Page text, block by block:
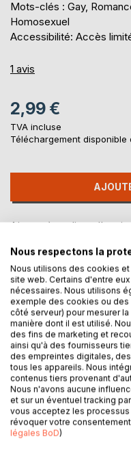
Mots-clés : Gay,
Homosexuel
Accessibilité: Accès
1 avis
2,99 €
TVA incluse
Téléchargement disponible
Ajouter à ma liste
DESCRIPTION
"Et vous aurez vécu, si
d'un amour, d'un road
de vie.
N'attendez plus pour
Nous respectons la
Nous utilisons des cookies
site web. Certains d'entre
nécessaires. Nous utilisons
exemple des cookies ou
côté serveur) pour mesurer
manière dont il est utilisé.
des fins de marketing et
ainsi qu'à des fournisseurs
des empreintes digitales,
tous les appareils. Nous
contenus tiers provenant
Nous n'avons aucune
et sur un éventuel tracking
vous acceptez les
révoquer votre
légales BoD)